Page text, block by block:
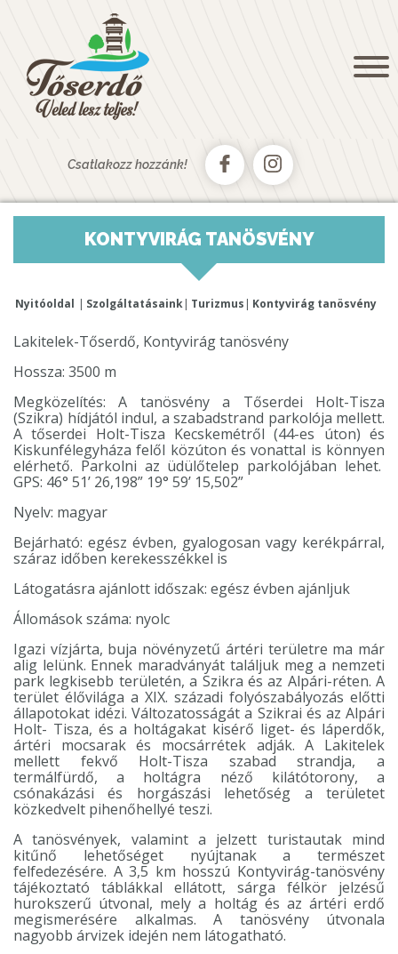
NYITÓOLDAL
KÖSZÖNTŐ
HÍREK, AKTUALITÁSOK
GALÉRIA
CSÓNAKKÖLCSÖNZŐ
TURIZMUS
SZÁLLÁSAINK
AUTÓSKEMPING
TŐSFÜRDŐ FAHÁZ-
APARTMAN
KISFALUDY PROGRAM
KONTYVIRÁG TANÖSVÉNY
TŐSERDŐ TÚRÁK
ÖKOTURISZTIKAI
KÖZPONT
TERÜLETBÉRLET
OSZTÁLYKIRÁNDULÁS
EGYEDI AJÁNLATOT KÉREK
VIDEÓK
Csatlakozz hozzánk!
KONTYVIRÁG TANÖSVÉNY
Nyitóoldal Szolgáltatásaink Turizmus Kontyvirág tanösvény
Lakitelek-Tőserdő, Kontyvirág tanösvény
Hossza: 3500 m
Megközelítés: A tanösvény a Tőserdei Holt-Tisza
(Szikra) hídjától indul, a szabadstrand parkolója mellett.
A tőserdei Holt-Tisza Kecskemétről (44-es úton) és
Kiskunfélegyháza felől közúton és vonattal is könnyen
elérhető. Parkolni az üdülőtelep parkolójában lehet.
GPS: 46° 51’ 26,198” 19° 59’ 15,502”
Nyelv: magyar
Bejárható: egész évben, gyalogosan vagy kerékpárral,
száraz időben kerekesszékkel is
Látogatásra ajánlott időszak: egész évben ajánljuk
Állomások száma: nyolc
Igazi vízjárta, buja növényzetű ártéri területre ma már
alig lelünk. Ennek maradványát találjuk meg a nemzeti
park legkisebb területén, a Szikra és az Alpári-réten. A
terület élővilága a XIX. századi folyószabályozás előtti
állapotokat idézi. Változatosságát a Szikrai és az Alpári
Holt- Tisza, és a holtágakat kisérő liget- és láperdők,
ártéri mocsarak és mocsárrétek adják. A Lakitelek
mellett fekvő Holt-Tisza szabad strandja, a
termálfürdő, a holtágra néző kilátótorony, a
csónakázási és horgászási lehetőség a területet
közkedvelt pihenőhellyé teszi.
A tanösvények, valamint a jelzett turistautak mind
kitűnő lehetőséget nyújtanak a természet
felfedezésére. A 3,5 km hosszú Kontyvirág-tanösvény
tájékoztató táblákkal ellátott, sárga félkör jelzésű
hurokszerű útvonal, mely a holtág és az ártéri erdő
megismerésére alkalmas. A tanösvény útvonala
nagyobb árvizek idején nem látogatható.